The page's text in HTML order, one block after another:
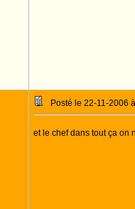
Posté le 22-11-2006
et le chef dans tout ça on